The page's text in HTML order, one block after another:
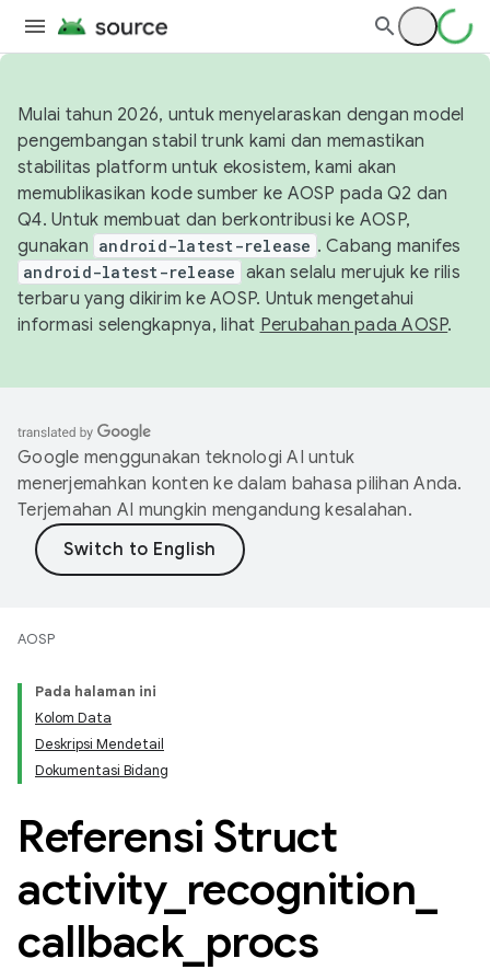
Mulai tahun 2026, untuk menyelaraskan dengan model
pengembangan stabil trunk kami dan memastikan
stabilitas platform untuk ekosistem, kami akan
memublikasikan kode sumber ke AOSP pada Q2 dan
Q4. Untuk membuat dan berkontribusi ke AOSP,
gunakan android-latest-release . Cabang manifes
android-latest-release akan selalu merujuk ke rilis
terbaru yang dikirim ke AOSP. Untuk mengetahui
informasi selengkapnya, lihat Perubahan pada AOSP.
Google menggunakan teknologi AI untuk
menerjemahkan konten ke dalam bahasa pilihan Anda.
Terjemahan AI mungkin mengandung kesalahan.
AOSP
Pada halaman ini
Kolom Data
Deskripsi Mendetail
Dokumentasi Bidang
Referensi Struct
activity_ recognition
callback_ procs